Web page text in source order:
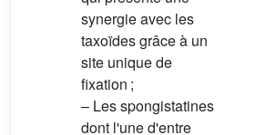
synergie avec les
taxoïdes grâce à un
site unique de
fixation ;
– Les spongistatines
dont l'une d'entre